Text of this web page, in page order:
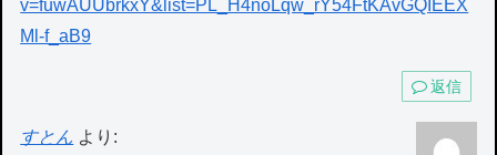
v=fuwAUUbrkxY&list=PL_H4noLqw_rY54FtKAvGQIEEX
Ml-f_aB9
返信
すとん より: